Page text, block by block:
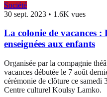
Société
30 sept. 2023 • 1.6K vues
La colonie de vacances :
enseignées aux enfants
Organisée par la compagnie
vacances débutée le 7 août
cérémonie de clôture ce samedi
Centre culturel Koulsy Lamko.